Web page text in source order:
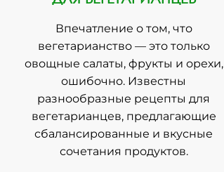
Впечатление о том, что
вегетарианство — это только
овощные салаты, фрукты и орехи,
ошибочно. Известны
разнообразные рецепты для
вегетарианцев, предлагающие
сбалансированные и вкусные
сочетания продуктов.